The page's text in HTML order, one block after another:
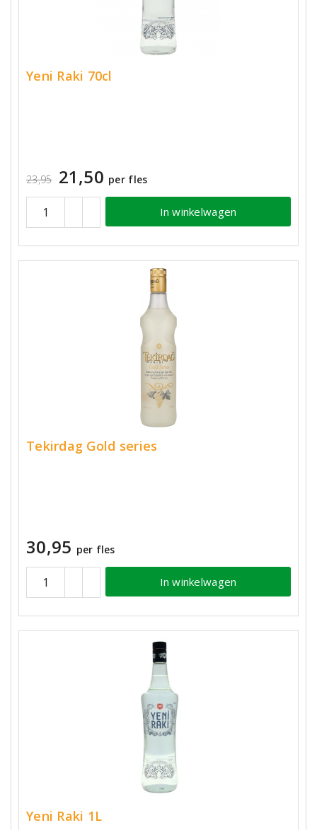
Yeni Raki 70cl
23,95 21,50 per fles
In winkelwagen
Tekirdag Gold series
30,95 per fles
In winkelwagen
Yeni Raki 1L